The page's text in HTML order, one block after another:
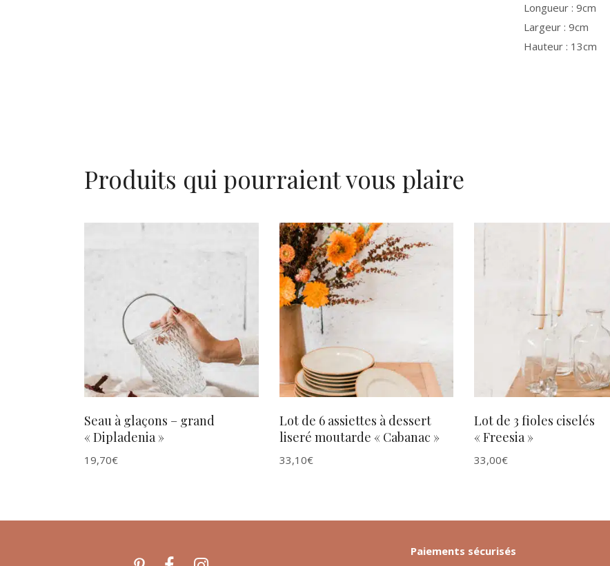
Longueur : 9cm
Largeur : 9cm
Hauteur : 13cm
Produits qui pourraient vous plaire
AJOUTER AU PANIER
Seau à glaçons – grand
« Dipladenia »
19,70€
AJOUTER AU PANIER
Lot de 6 assiettes à dessert
liseré moutarde « Cabanac »
33,10€
AJOUTER AU PANIER
Lot de 3 fioles ciselés
« Freesia »
33,00€
Paiements sécurisés